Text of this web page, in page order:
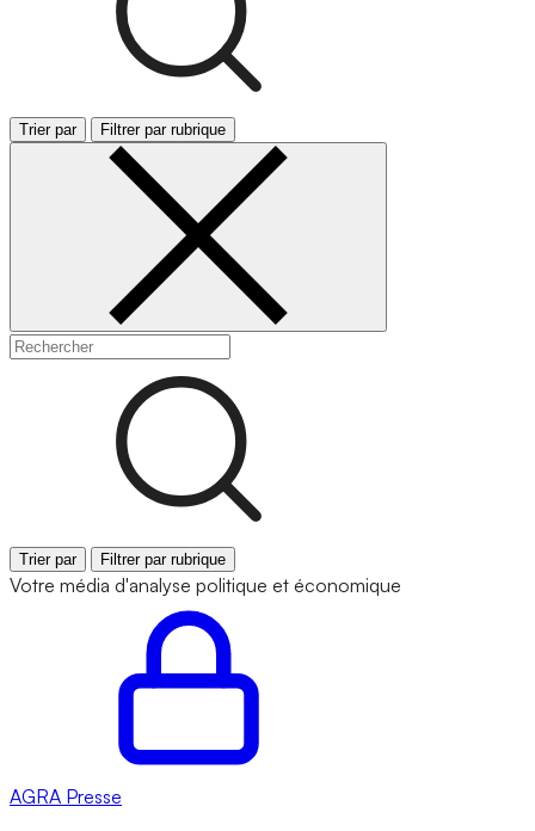
Trier par Filtrer par rubrique
Trier par Filtrer par rubrique
Votre média d'analyse politique et économique
AGRA Presse